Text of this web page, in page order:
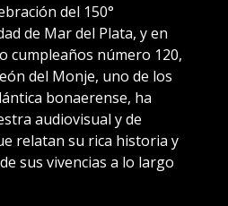
del 150°
de Mar del Plata, y en
cumpleaños número 120,
del Monje, uno de los
bonaerense, ha
audiovisual y de
relatan su rica historia y
sus vivencias a lo largo